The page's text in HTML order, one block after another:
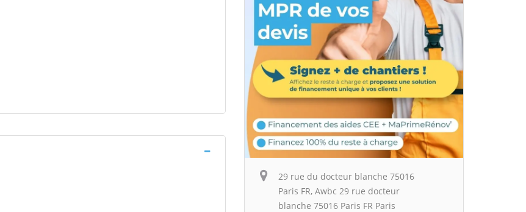
29 rue du docteur blanche 75016
Paris FR, Awbc 29 rue docteur
blanche 75016 Paris FR Paris